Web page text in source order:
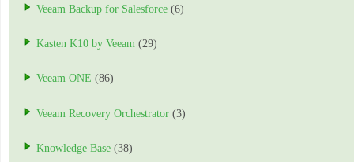
Veeam Backup for Salesforce (6)
Kasten K10 by Veeam (29)
Veeam ONE (86)
Veeam Recovery Orchestrator (3)
Knowledge Base (38)